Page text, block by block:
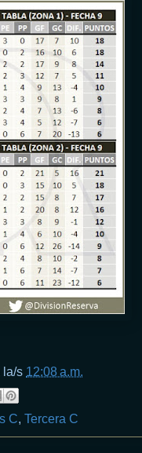
la/s 12:08 a.m.
C, Tercera C